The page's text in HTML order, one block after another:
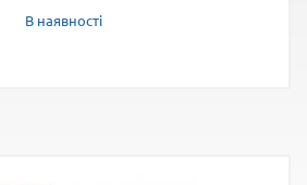
В наявності